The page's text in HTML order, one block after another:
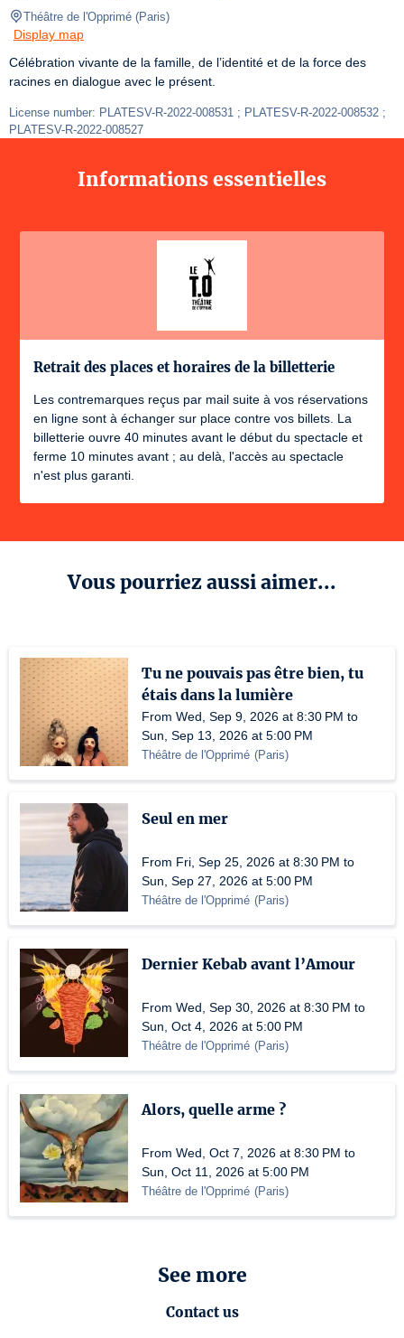
Théâtre de l'Opprimé (Paris)
Display map
Célébration vivante de la famille, de l’identité et de la force des
racines en dialogue avec le présent.
License number: PLATESV-R-2022-008531 ; PLATESV-R-2022-008532 ;
PLATESV-R-2022-008527
Vous pourriez aussi aimer...
Tu ne pouvais pas être bien, tu
étais dans la lumière
From Wed, Sep 9, 2026 at 8:30 PM to
Sun, Sep 13, 2026 at 5:00 PM
Théâtre de l'Opprimé (Paris)
Seul en mer
From Fri, Sep 25, 2026 at 8:30 PM to
Sun, Sep 27, 2026 at 5:00 PM
Théâtre de l'Opprimé (Paris)
Dernier Kebab avant l’Amour
From Wed, Sep 30, 2026 at 8:30 PM to
Sun, Oct 4, 2026 at 5:00 PM
Théâtre de l'Opprimé (Paris)
Alors, quelle arme ?
From Wed, Oct 7, 2026 at 8:30 PM to
Sun, Oct 11, 2026 at 5:00 PM
Théâtre de l'Opprimé (Paris)
Informations essentielles
Retrait des places et horaires de la billetterie
Les contremarques reçus par mail suite à vos réservations
en ligne sont à échanger sur place contre vos billets. La
billetterie ouvre 40 minutes avant le début du spectacle et
ferme 10 minutes avant ; au delà, l'accès au spectacle
n'est plus garanti.
See more
Contact us